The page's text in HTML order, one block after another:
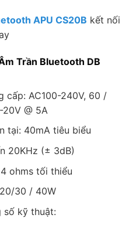
APU CS20B kết nối
Trần Bluetooth DB
cấp: AC100-240V, 60 /
20V @ 5A
tại: 40mA tiêu biểu
20KHz (± 3dB)
ohms tối thiểu
30 / 40W
số kỹ thuật: